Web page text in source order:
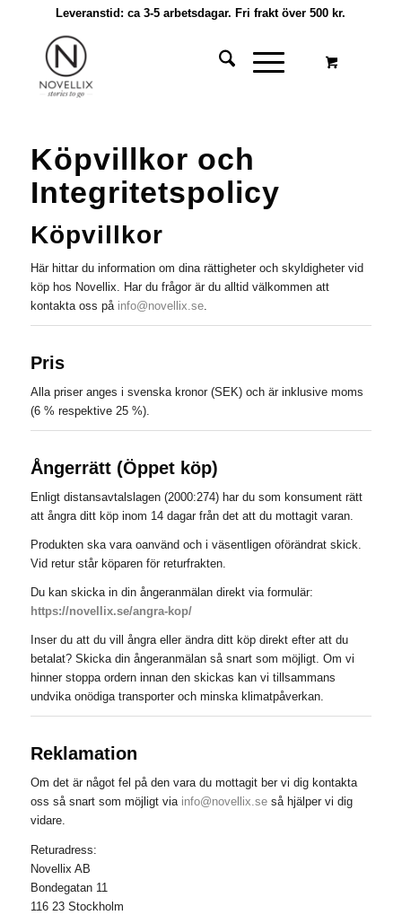
Leveranstid: ca 3-5 arbetsdagar. Fri frakt över 500 kr.
Köpvillkor och
Integritetspolicy
Köpvillkor
Här hittar du information om dina rättigheter och skyldigheter vid
köp hos Novellix. Har du frågor är du alltid välkommen att
kontakta oss på info@novellix.se.
Pris
Alla priser anges i svenska kronor (SEK) och är inklusive moms
(6 % respektive 25 %).
Ångerrätt (Öppet köp)
Enligt distansavtalslagen (2000:274) har du som konsument rätt
att ångra ditt köp inom 14 dagar från det att du mottagit varan.
Produkten ska vara oanvänd och i väsentligen oförändrat skick.
Vid retur står köparen för returfrakten.
Du kan skicka in din ångeranmälan direkt via formulär:
https://novellix.se/angra-kop/
Inser du att du vill ångra eller ändra ditt köp direkt efter att du
betalat? Skicka din ångeranmälan så snart som möjligt. Om vi
hinner stoppa ordern innan den skickas kan vi tillsammans
undvika onödiga transporter och minska klimatpåverkan.
Reklamation
Om det är något fel på den vara du mottagit ber vi dig kontakta
oss så snart som möjligt via info@novellix.seså hjälper vi dig
vidare.
Returadress:
Novellix AB
Bondegatan 11
116 23 Stockholm